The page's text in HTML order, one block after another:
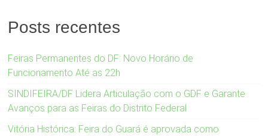
Posts recentes
Feiras Permanentes do DF: Novo Horário de
Funcionamento Até as 22h
SINDIFEIRA/DF Lidera Articulação com o GDF e Garante
Avanços para as Feiras do Distrito Federal
Vitória Histórica: Feira do Guará é aprovada como